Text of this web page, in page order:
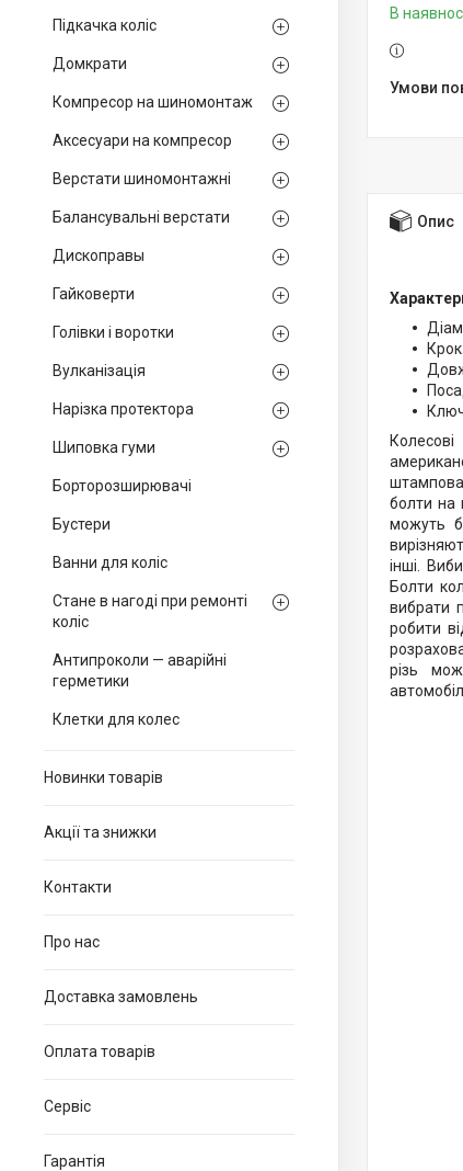
Підкачка коліс
Домкрати
Компресор на шиномонтаж
Аксесуари на компресор
Верстати шиномонтажні
Балансувальні верстати
Дископравы
Гайковерти
Голівки і воротки
Вулканізація
Нарізка протектора
Шиповка гуми
Борторозширювачі
Бустери
Ванни для коліс
Стане в нагоді при ремонті
коліс
Антипроколи — аварійні
герметики
Клетки для колес
Новинки товарів
Акції та знижки
Контакти
Про нас
Доставка замовлень
Оплата товарів
Сервіс
Гарантія
В
Опис
болти на
можуть
інші.
Болти
вибрати
робити
різь